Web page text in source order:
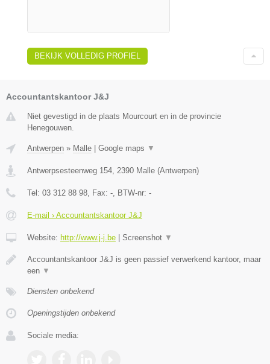
BEKIJK VOLLEDIG PROFIEL
Accountantskantoor J&J
Niet gevestigd in de plaats Mourcourt en in de provincie
Henegouwen.
Antwerpen » Malle | Google maps ▼
Antwerpsesteenweg 154 2390 Malle (Antwerpen)
Tel: 03 312 88 98 , Fax: - , BTW-nr: -
E-mail › Accountantskantoor J&J
Website: http://www.j-j.be | Screenshot ▼
Accountantskantoor J&J is geen passief verwerkend kantoor, maar
een ▼
Diensten onbekend
Openingstijden onbekend
Sociale media: